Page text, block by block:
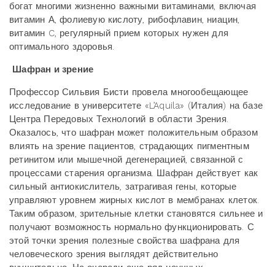
богат многими жизненно важными витаминами, включая
витамин А, фолиевую кислоту, рибофлавин, ниацин,
витамин C, регулярный прием которых нужен для
оптимального здоровья.
Шафран и зрение
Профессор Сильвия Бисти провела многообещающее
исследование в университете «L’Aquila» (Италия) на базе
Центра Передовых Технологий в области Зрения.
Оказалось, что шафран может положительным образом
влиять на зрение пациентов, страдающих пигментным
ретинитом или мышечной дегенерацией, связанной с
процессами старения организма. Шафран действует как
сильный антиокислитель, затрагивая гены, которые
управляют уровнем жирных кислот в мембранах клеток.
Таким образом, зрительные клетки становятся сильнее и
получают возможность нормально функционировать. С
этой точки зрения полезные свойства шафрана для
человеческого зрения выглядят действительно